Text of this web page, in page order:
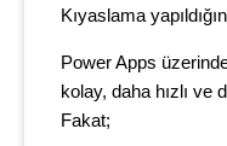
Kıyaslama
Power Apps
kolay, daha hızlı ve
Fakat;